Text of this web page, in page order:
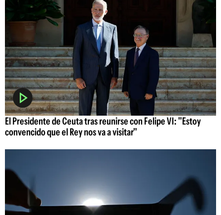
El Presidente de Ceuta tras reunirse con Felipe VI: "Estoy
convencido que el Rey nos va a visitar"